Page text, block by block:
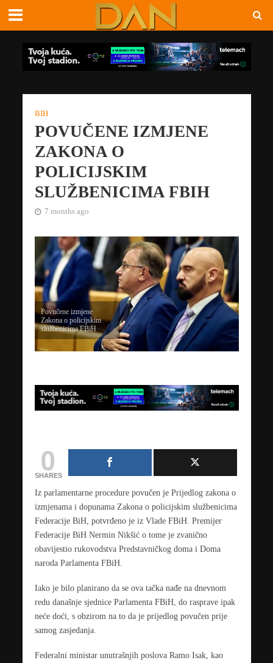
BIH
POVUČENE IZMJENE
ZAKONA O
POLICIJSKIM
SLUŽBENICIMA FBIH
7 months ago
Povučene izmjene
Zakona o policijskim
službenicima FBiH
0
SHARES
Iz parlamentarne procedure povučen je Prijedlog zakona o
izmjenama i dopunama Zakona o policijskim službenicima
Federacije BiH, potvrđeno je iz Vlade FBiH. Premijer
Federacije BiH Nermin Nikšić o tome je zvanično
obavijestio rukovodstva Predstavničkog doma i Doma
naroda Parlamenta FBiH.
Iako je bilo planirano da se ova tačka nađe na dnevnom
redu današnje sjednice Parlamenta FBiH, do rasprave ipak
neće doći, s obzirom na to da je prijedlog povučen prije
samog zasjedanja.
Federalni ministar unutrašnjih poslova Ramo Isak, kao